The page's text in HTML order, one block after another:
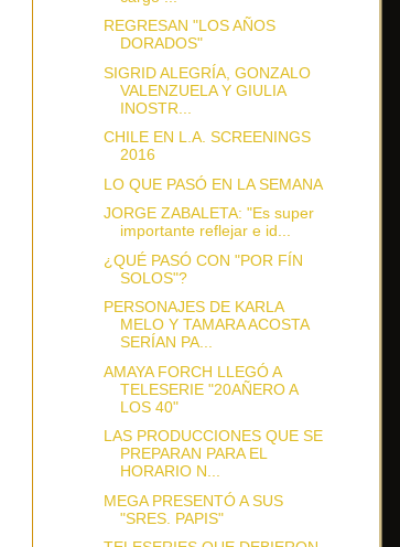
REGRESAN "LOS AÑOS
DORADOS"
SIGRID ALEGRÍA, GONZALO
VALENZUELA Y GIULIA
INOSTR...
CHILE EN L.A. SCREENINGS
2016
LO QUE PASÓ EN LA SEMANA
JORGE ZABALETA: "Es super
importante reflejar e id...
¿QUÉ PASÓ CON "POR FÍN
SOLOS"?
PERSONAJES DE KARLA
MELO Y TAMARA ACOSTA
SERÍAN PA...
AMAYA FORCH LLEGÓ A
TELESERIE "20AÑERO A
LOS 40"
LAS PRODUCCIONES QUE SE
PREPARAN PARA EL
HORARIO N...
MEGA PRESENTÓ A SUS
"SRES. PAPIS"